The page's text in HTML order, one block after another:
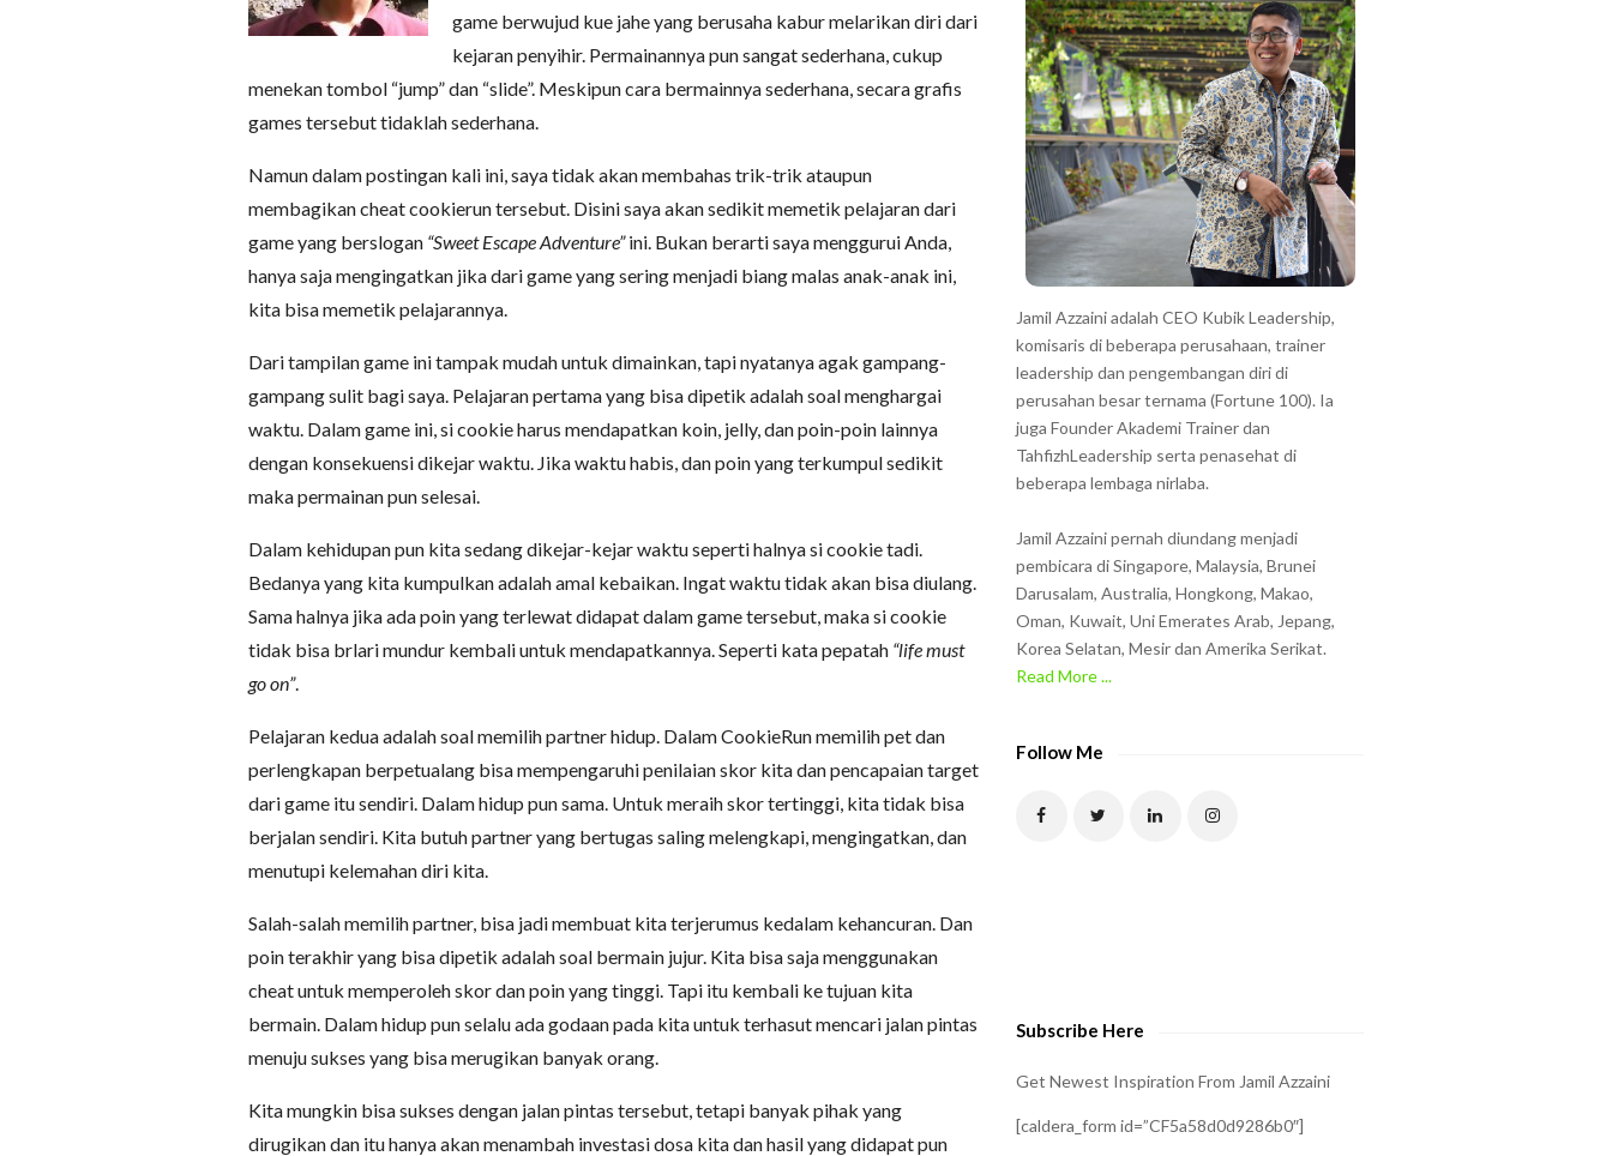
game berwujud kue jahe yang berusaha kabur melarikan diri dari
kejaran penyihir. Permainannya pun sangat sederhana, cukup
menekan tombol “jump” dan “slide”. Meskipun cara bermainnya sederhana, secara grafis
games tersebut tidaklah sederhana.
Namun dalam postingan kali ini, saya tidak akan membahas trik-trik ataupun
membagikan cheat cookierun tersebut. Disini saya akan sedikit memetik pelajaran dari
game yang berslogan “Sweet Escape Adventure”ini. Bukan berarti saya menggurui Anda,
hanya saja mengingatkan jika dari game yang sering menjadi biang malas anak-anak ini,
kita bisa memetik pelajarannya.
Dari tampilan game ini tampak mudah untuk dimainkan, tapi nyatanya agak gampang-
gampang sulit bagi saya. Pelajaran pertama yang bisa dipetik adalah soal menghargai
waktu. Dalam game ini, si cookie harus mendapatkan koin, jelly, dan poin-poin lainnya
dengan konsekuensi dikejar waktu. Jika waktu habis, dan poin yang terkumpul sedikit
maka permainan pun selesai.
Dalam kehidupan pun kita sedang dikejar-kejar waktu seperti halnya si cookie tadi.
Bedanya yang kita kumpulkan adalah amal kebaikan. Ingat waktu tidak akan bisa diulang.
Sama halnya jika ada poin yang terlewat didapat dalam game tersebut, maka si cookie
tidak bisa brlari mundur kembali untuk mendapatkannya. Seperti kata pepatah “life must
go on”.
Pelajaran kedua adalah soal memilih partner hidup. Dalam CookieRun memilih pet dan
perlengkapan berpetualang bisa mempengaruhi penilaian skor kita dan pencapaian target
dari game itu sendiri. Dalam hidup pun sama. Untuk meraih skor tertinggi, kita tidak bisa
berjalan sendiri. Kita butuh partner yang bertugas saling melengkapi, mengingatkan, dan
menutupi kelemahan diri kita.
Salah-salah memilih partner, bisa jadi membuat kita terjerumus kedalam kehancuran. Dan
poin terakhir yang bisa dipetik adalah soal bermain jujur. Kita bisa saja menggunakan
cheat untuk memperoleh skor dan poin yang tinggi. Tapi itu kembali ke tujuan kita
bermain. Dalam hidup pun selalu ada godaan pada kita untuk terhasut mencari jalan pintas
menuju sukses yang bisa merugikan banyak orang.
Kita mungkin bisa sukses dengan jalan pintas tersebut, tetapi banyak pihak yang
dirugikan dan itu hanya akan menambah investasi dosa kita dan hasil yang didapat pun
Jamil Azzaini adalah CEO Kubik Leadership,
komisaris di beberapa perusahaan, trainer
leadership dan pengembangan diri di
perusahan besar ternama (Fortune 100). Ia
juga Founder Akademi Trainer dan
TahfizhLeadership serta penasehat di
beberapa lembaga nirlaba.
Jamil Azzaini pernah diundang menjadi
pembicara di Singapore, Malaysia, Brunei
Darusalam, Australia, Hongkong, Makao,
Oman, Kuwait, Uni Emerates Arab, Jepang,
Korea Selatan, Mesir dan Amerika Serikat.
Read More ...
Follow Me
Subscribe Here
Get Newest Inspiration From Jamil Azzaini
[caldera_form id=”CF5a58d0d9286b0″]